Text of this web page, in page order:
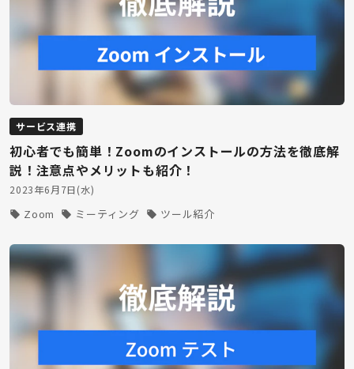
サービス連携
初心者でも簡単！Zoomのインストールの方法を徹底解
説！注意点やメリットも紹介！
2023年6月7日(水)
Zoom ミーティング ツール紹介